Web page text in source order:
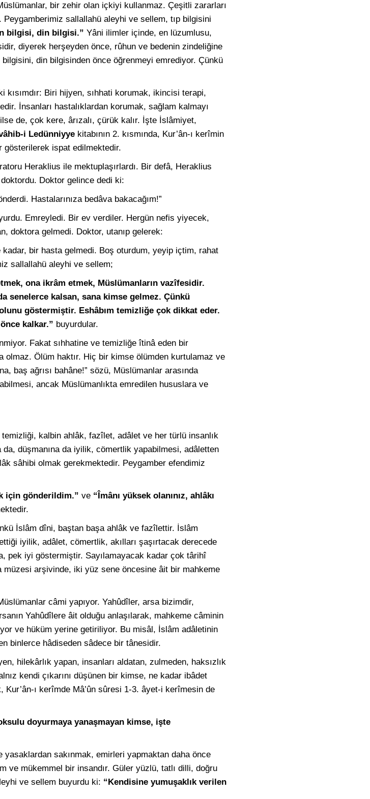
bir zehir olan içkiyi kullanmaz. Çeşitli zararları
sallallahü aleyhi ve sellem, tıp bilgisini
bilgisi, din bilgisi.” Yâni ilimler içinde, en lüzumlusu,
diyerek herşeyden önce, rûhun ve bedenin zindeliğine
din bilgisinden önce öğrenmeyi emrediyor. Çünkü
Biri hijyen, sıhhati korumak, ikincisi terapi,
İnsanları hastalıklardan korumak, sağlam kalmayı
de, çok kere, ârızalı, çürük kalır. İşte İslâmiyet,
i Ledünniyye kitabının 2. kısmında, Kur’ân-ı kerîmin
gösterilerek ispat edilmektedir.
Heraklius ile mektuplaşırlardı. Bir defâ, Heraklius
Doktor gelince dedi ki:
Hastalarınıza bedâva bakacağım!”
Emreyledi. Bir ev verdiler. Hergün nefis yiyecek,
doktora gelmedi. Doktor, utanıp gelerek:
bir hasta gelmedi. Boş oturdum, yeyip içtim, rahat
sallallahü aleyhi ve sellem;
ona ikrâm etmek, Müslümanların vazîfesidir.
senelerce kalsan, sana kimse gelmez. Çünkü
göstermiştir. Eshâbım temizliğe çok dikkat eder.
kalkar.” buyurdular.
Fakat sıhhatine ve temizliğe îtinâ eden bir
olmaz. Ölüm haktır. Hiç bir kimse ölümden kurtulamaz ve
baş ağrısı bahâne!” sözü, Müslümanlar arasında
ancak Müslümanlıkta emredilen hususlara ve
kalbin ahlâk, fazîlet, adâlet ve her türlü insanlık
da, düşmanına da iyilik, cömertlik yapabilmesi, adâletten
sâhibi olmak gerekmektedir. Peygamber efendimiz
için gönderildim.” ve “Îmânı yüksek olanınız, ahlâkı
İslâm dîni, baştan başa ahlâk ve fazîlettir. İslâm
iyilik, adâlet, cömertlik, akılları şaşırtacak derecede
pek iyi göstermiştir. Sayılamayacak kadar çok târihî
arşivinde, iki yüz sene öncesine âit bir mahkeme
câmi yapıyor. Yahûdîler, arsa bizimdir,
Yahûdîlere âit olduğu anlaşılarak, mahkeme câminin
ve hüküm yerine getiriliyor. Bu misâl, İslâm adâletinin
binlerce hâdiseden sâdece bir tânesidir.
hilekârlık yapan, insanları aldatan, zulmeden, haksızlık
kendi çıkarını düşünen bir kimse, ne kadar ibâdet
ı kerîmde Mâ’ûn sûresi 1-3. âyet-i kerîmesin de
doyurmaya yanaşmayan kimse, işte
sakınmak, emirleri yapmaktan daha önce
ve mükemmel bir insandır. Güler yüzlü, tatlı dilli, doğru
ve sellem buyurdu ki: “Kendisine yumuşaklık verilen